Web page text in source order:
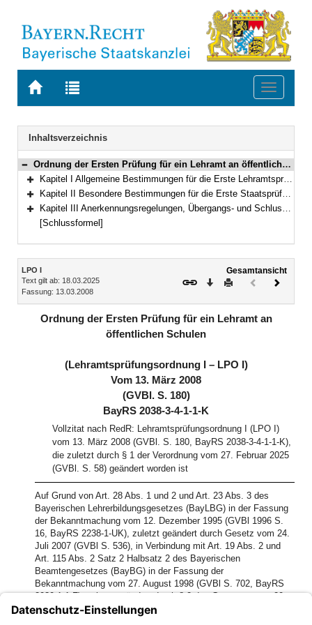
Zur
BAYERN.RECHT
Zur
letzten
Suche
Toggle
Navigation
Inhaltsverzeichnis
Bereich reduzieren
Ordnung der Ersten Prüfung für ein Lehramt an öffentlichen Schulen (Lehramtsprüfungsordnung I – LPO I) Vom 13. März 2008 (GVBl. S. 180) BayRS 2038-3-4-1-1-K (§§ 1–127)
Bereich erweitern
Kapitel I Allgemeine Bestimmungen für die Erste Lehramtsprüfung (§§ 1–6)
Bereich erweitern
Kapitel II Besondere Bestimmungen für die Erste Staatsprüfung (§§ 7–119)
Bereich erweitern
Kapitel III Anerkennungsregelungen, Übergangs- und Schlussbestimmungen, Besondere Bestimmungen anlässlich der COVID-19-Pandemie (§§ 120–127)
[Schlussformel]
Inhalt
LPO I
Text gilt ab: 18.03.2025
Fassung: 13.03.2008
Gesamtansicht
Download
DruckenVorheriges
(inaktiv)
Ordnung der Ersten Prüfung für ein Lehramt an
öffentlichen Schulen
(Lehramtsprüfungsordnung I – LPO I)
Vom 13. März 2008
(GVBl. S. 180)
BayRS 2038-3-4-1-1-K
Vollzitat nach RedR: Lehramtsprüfungsordnung I (LPO I)
vom 13. März 2008 (GVBl. S. 180, BayRS 2038-3-4-1-1-K),
die zuletzt durch § 1 der Verordnung vom 27. Februar 2025
(GVBl. S. 58) geändert worden ist
Auf Grund von Art. 28 Abs. 1 und 2 und Art. 23 Abs. 3 des
Bayerischen Lehrerbildungsgesetzes (BayLBG) in der Fassung
der Bekanntmachung vom 12. Dezember 1995 (GVBl 1996 S.
16, BayRS 2238-1-UK), zuletzt geändert durch Gesetz vom 24.
Juli 2007 (GVBl S. 536), in Verbindung mit Art. 19 Abs. 2 und
Art. 115 Abs. 2 Satz 2 Halbsatz 2 des Bayerischen
Beamtengesetzes (BayBG) in der Fassung der
Bekanntmachung vom 27. August 1998 (GVBl S. 702, BayRS
2030-1-1-F), zuletzt geändert durch § 2 des Gesetzes vom 20.
Dezember 2007 (GVBl S. 931), erlässt das Bayerische